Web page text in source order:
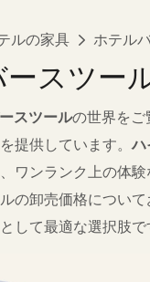
ルの家具 ホテル
ースツー
スツールの世界をご
提供しています。ハ
ンランク上の体
の卸売価格につい
して最適な選択肢で